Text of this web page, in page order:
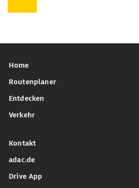
Home
Routenplaner
Entdecken
Verkehr
Kontakt
adac.de
Drive App